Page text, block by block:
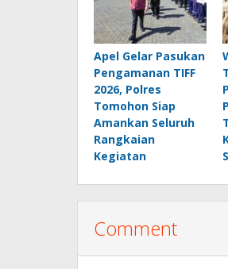
Apel Gelar Pasukan
Pengamanan TIFF
2026, Polres
Tomohon Siap
Amankan Seluruh
Rangkaian
Kegiatan
Comment